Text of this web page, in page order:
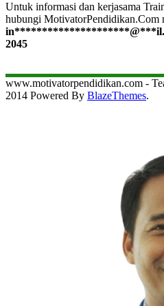
Untuk informasi dan kerjasama
hubungi MotivatorPendidikan.Com
in*********************@***
2045
www.motivatorpendidikan.com -
2014 Powered By BlazeThemes.